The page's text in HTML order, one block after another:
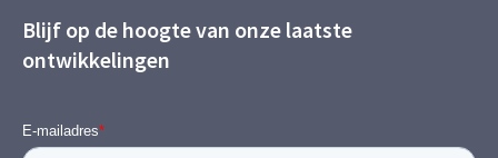
Blijf op de hoogte van onze laatste
ontwikkelingen